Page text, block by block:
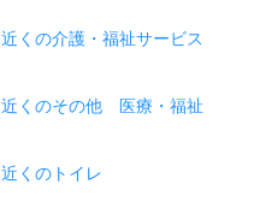
くの介護・福祉サービス
くのその他 医療・福祉
くのトイレ